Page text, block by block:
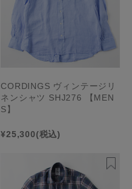
CORDINGS ヴィンテージリ
ネンシャツ SHJ276 【MEN
S】
¥25,300(税込)